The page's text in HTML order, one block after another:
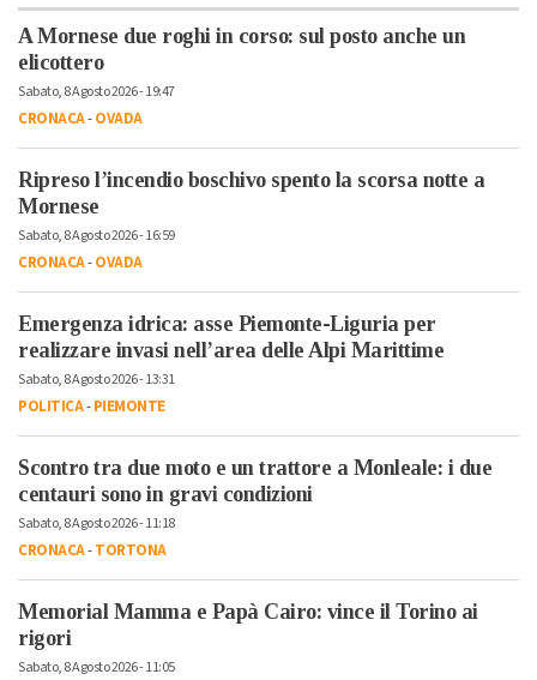
A Mornese due roghi in corso: sul posto anche un
elicottero
Sabato, 8 Agosto 2026 - 19:47
CRONACA-OVADA
Ripreso l’incendio boschivo spento la scorsa notte a
Mornese
Sabato, 8 Agosto 2026 - 16:59
CRONACA-OVADA
Emergenza idrica: asse Piemonte-Liguria per
realizzare invasi nell’area delle Alpi Marittime
Sabato, 8 Agosto 2026 - 13:31
POLITICA-PIEMONTE
Scontro tra due moto e un trattore a Monleale: i due
centauri sono in gravi condizioni
Sabato, 8 Agosto 2026 - 11:18
CRONACA-TORTONA
Memorial Mamma e Papà Cairo: vince il Torino ai
rigori
Sabato, 8 Agosto 2026 - 11:05